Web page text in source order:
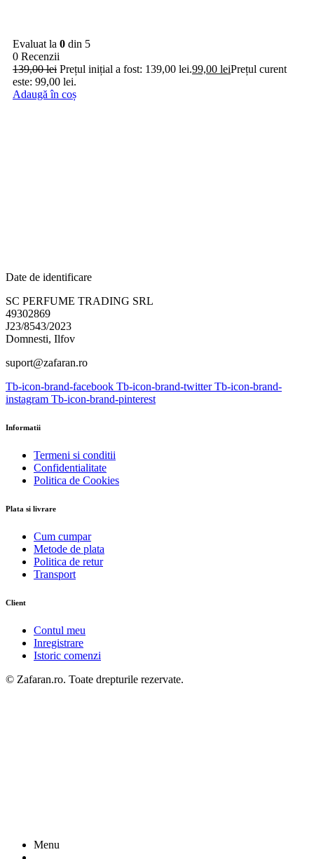
Evaluat la 0 din 5
0 Recenzii
139,00lei Prețul inițial a fost: 139,00 lei.99,00 leiPrețul curent
este: 99,00 lei.
Adaugă în coș
Date de identificare
SC PERFUME TRADING SRL
49302869
J23/8543/2023
Domnesti, Ilfov
suport@zafaran.ro
Tb-icon-brand-facebook Tb-icon-brand-twitter Tb-icon-brand-
instagram Tb-icon-brand-pinterest
Informatii
Termeni si conditii
Confidentialitate
Politica de Cookies
Plata si livrare
Cum cumpar
Metode de plata
Politica de retur
Transport
Client
Contul meu
Inregistrare
Istoric comenzi
© Zafaran.ro. Toate drepturile rezervate.
Menu